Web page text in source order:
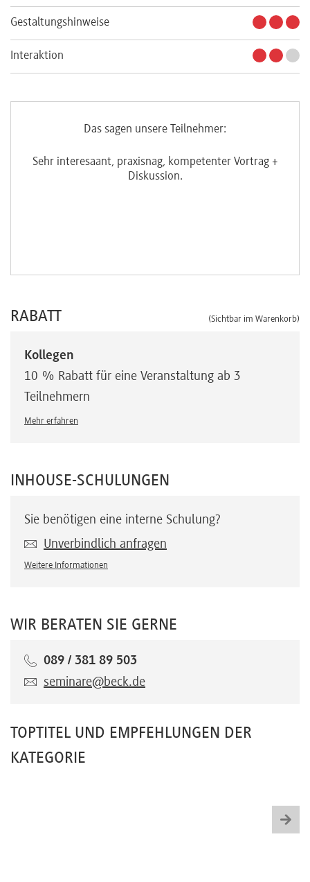
Gestaltungshinweise
Interaktion
Das sagen unsere Teilnehmer:
Sehr interesaant, praxisnag, kompetenter Vortrag +
Diskussion.
RABATT (Sichtbar im Warenkorb)
Kollegen
10 % Rabatt für eine Veranstaltung ab 3
Teilnehmern
Mehr erfahren
INHOUSE-SCHULUNGEN
Sie benötigen eine interne Schulung?
Unverbindlich anfragen
Weitere Informationen
WIR BERATEN SIE GERNE
089 / 381 89 503
seminare@beck.de
TOPTITEL UND EMPFEHLUNGEN DER
KATEGORIE